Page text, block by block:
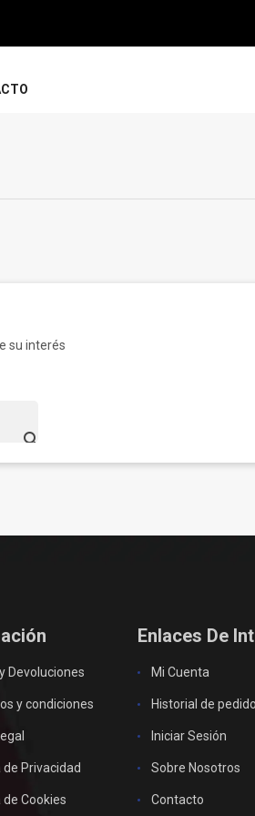
su interés

Devoluciones
y condiciones
de Privacidad
de Cookies
Enlaces De
Mi Cuenta
Historial de
Iniciar Sesión
Sobre Nosotros
Contacto